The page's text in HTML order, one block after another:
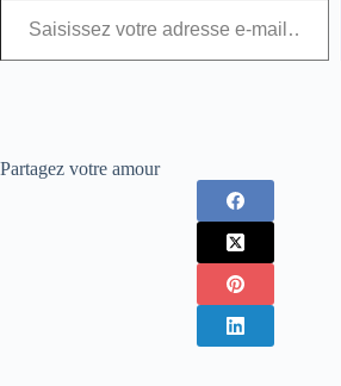
Partagez votre amour